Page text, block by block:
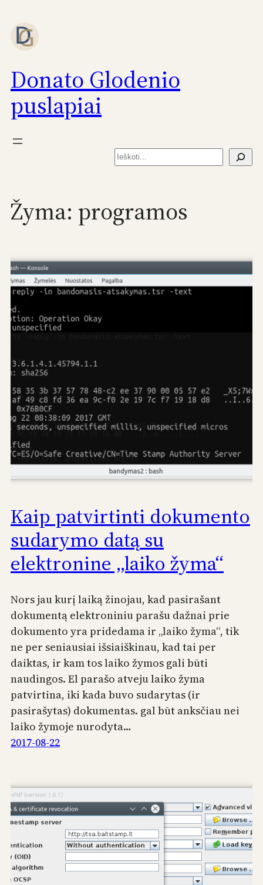
prie
turinio
Donato Glodenio
puslapiai
Paieška
Žyma: programos
Kaip patvirtinti dokumento
sudarymo datą su
elektronine „laiko žyma“
Nors jau kurį laiką žinojau, kad pasirašant
dokumentą elektroniniu parašu dažnai prie
dokumento yra pridedama ir „laiko žyma“, tik
ne per seniausiai išsiaiškinau, kad tai per
daiktas, ir kam tos laiko žymos gali būti
naudingos. El parašo atveju laiko žyma
patvirtina, iki kada buvo sudarytas (ir
pasirašytas) dokumentas. gal būt anksčiau nei
laiko žymoje nurodyta…
2017-08-22